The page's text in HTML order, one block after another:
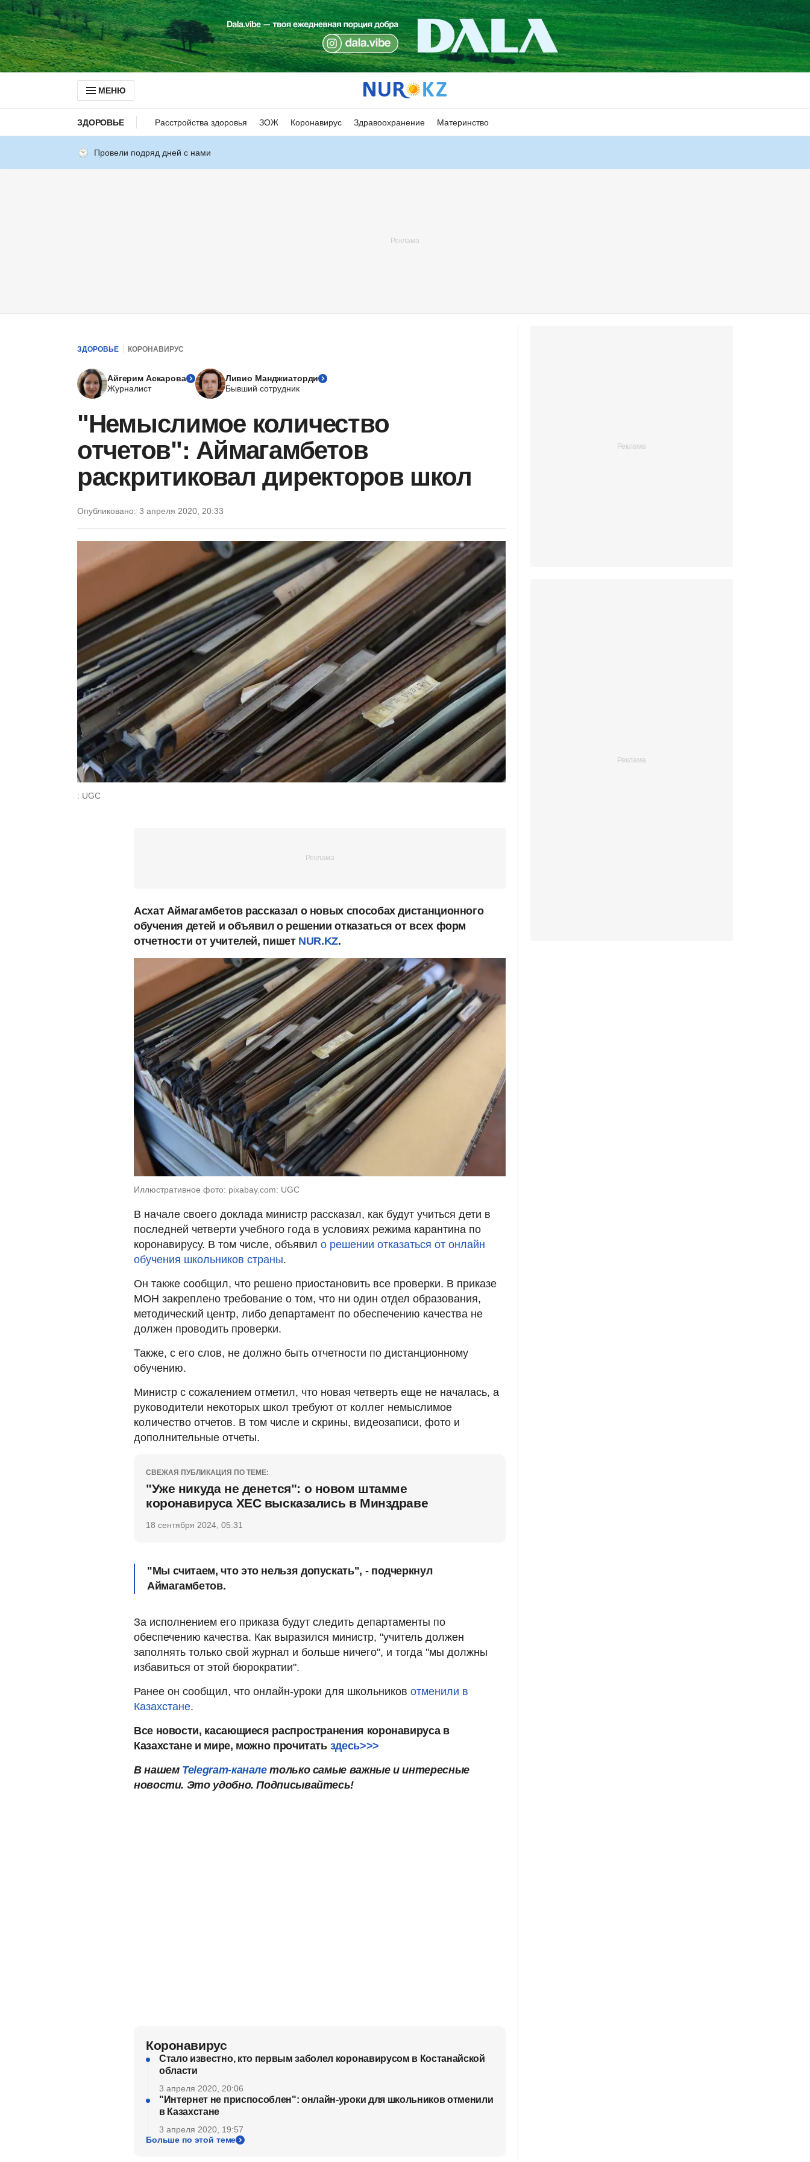
МЕНЮ
ЗДОРОВЬЕ Расстройства здоровья ЗОЖ Коронавирус Здравоохранение Материнство
Провели подряд дней с нами
ЗДОРОВЬЕ КОРОНАВИРУС
Айгерим Аскарова
Журналист
Ливио Манджиаторди
Бывший сотрудник
"Немыслимое количество
отчетов": Аймагамбетов
раскритиковал директоров школ
Опубликовано: 3 апреля 2020, 20:33
: UGC
Асхат Аймагамбетов рассказал о новых способах дистанционного
обучения детей и объявил о решении отказаться от всех форм
отчетности от учителей, пишет NUR.KZ.
Иллюстративное фото: pixabay.com: UGC
В начале своего доклада министр рассказал, как будут учиться дети в
последней четверти учебного года в условиях режима карантина по
коронавирусу. В том числе, объявил о решении отказаться от онлайн
обучения школьников страны.
Он также сообщил, что решено приостановить все проверки. В приказе
МОН закреплено требование о том, что ни один отдел образования,
методический центр, либо департамент по обеспечению качества не
должен проводить проверки.
Также, с его слов, не должно быть отчетности по дистанционному
обучению.
Министр с сожалением отметил, что новая четверть еще не началась, а
руководители некоторых школ требуют от коллег немыслимое
количество отчетов. В том числе и скрины, видеозаписи, фото и
дополнительные отчеты.
СВЕЖАЯ ПУБЛИКАЦИЯ ПО ТЕМЕ:
"Уже никуда не денется": о новом штамме
коронавируса ХЕС высказались в Минздраве
18 сентября 2024, 05:31
"Мы считаем, что это нельзя допускать", - подчеркнул
Аймагамбетов.
За исполнением его приказа будут следить департаменты по
обеспечению качества. Как выразился министр, "учитель должен
заполнять только свой журнал и больше ничего", и тогда "мы должны
избавиться от этой бюрократии".
Ранее он сообщил, что онлайн-уроки для школьников отменили в
Казахстане.
Все новости, касающиеся распространения коронавируса в
Казахстане и мире, можно прочитать здесь>>>
В нашем Telegram-каналетолько самые важные и интересные
новости. Это удобно. Подписывайтесь!
Коронавирус
Стало известно, кто первым заболел коронавирусом в Костанайской
области
3 апреля 2020, 20:06
"Интернет не приспособлен": онлайн-уроки для школьников отменили
в Казахстане
3 апреля 2020, 19:57
Больше по этой теме